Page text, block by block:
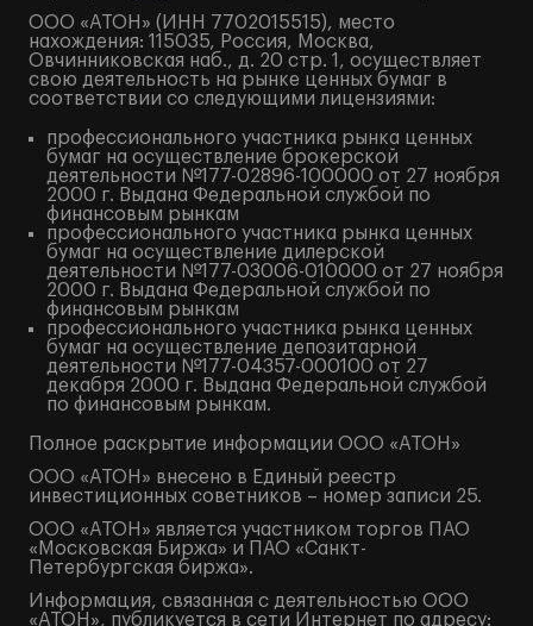
ООО «АТОН» (ИНН 7702015515), место
нахождения: 115035, Россия, Москва,
Овчинниковская наб., д. 20 стр. 1, осуществляет
свою деятельность на рынке ценных бумаг в
соответствии со следующими лицензиями:
профессионального участника рынка ценных
бумаг на осуществление брокерской
деятельности №177-02896-100000 от 27 ноября
2000 г. Выдана Федеральной службой по
финансовым рынкам
профессионального участника рынка ценных
бумаг на осуществление дилерской
деятельности №177-03006-010000 от 27 ноября
2000 г. Выдана Федеральной службой по
финансовым рынкам
профессионального участника рынка ценных
бумаг на осуществление депозитарной
деятельности №177-04357-000100 от 27
декабря 2000 г. Выдана Федеральной службой
по финансовым рынкам.
Полное раскрытие информации ООО «АТОН»
ООО «АТОН» внесено в Единый реестр
инвестиционных советников – номер записи 25.
ООО «АТОН» является участником торгов ПАО
«Московская Биржа» и ПАО «Санкт-
Петербургская биржа».
Информация, связанная с деятельностью ООО
«АТОН», публикуется в сети Интернет по адресу: